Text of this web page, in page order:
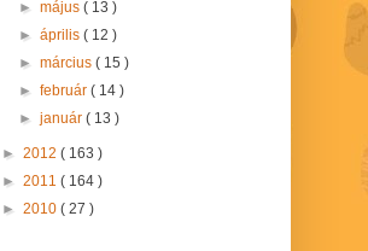
►május( 13 )
►április( 12 )
►március( 15 )
►február( 14 )
►január( 13 )
► 2012 ( 163 )
► 2011 ( 164 )
► 2010 ( 27 )